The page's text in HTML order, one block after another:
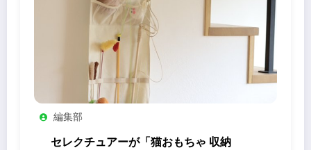
編集部
セレクチュアーが「猫おもちゃ 収納